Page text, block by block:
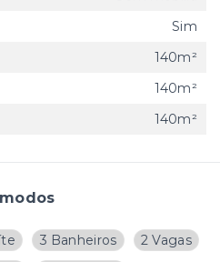
3 Banheiros
2 Vagas
Sim
140m²
140m²
140m²